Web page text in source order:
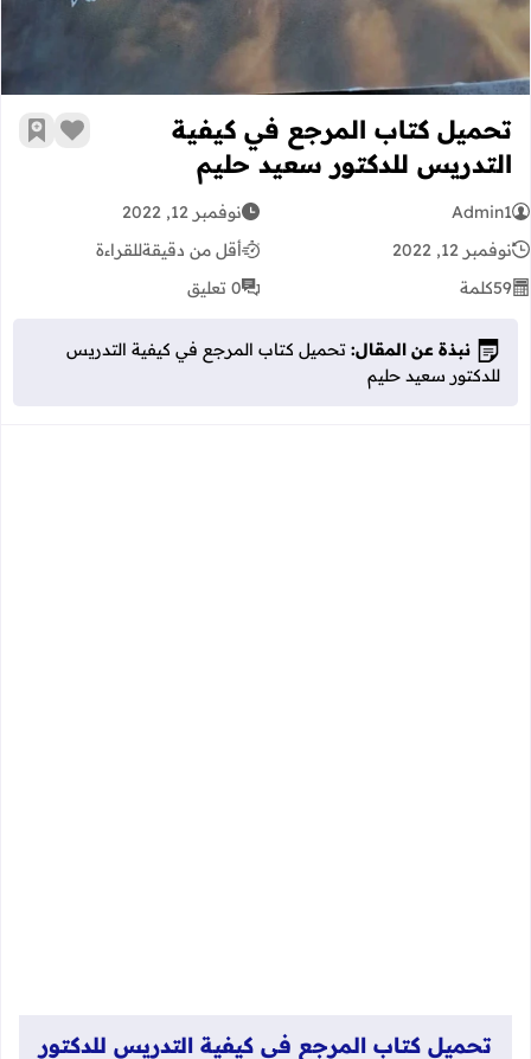
تحميل كتاب المرجع في كيفية
التدريس للدكتور سعيد حليم
زر أضف
Admin1
نوفمبر 12, 2022
نوفمبر 12, 2022
أقل من دقيقةللقراءة
59كلمة 0 تعليق
نبذة عن المقال: تحميل كتاب المرجع في كيفية التدريس
للدكتور سعيد حليم
تحميل كتاب المرجع في كيفية التدريس للدكتور